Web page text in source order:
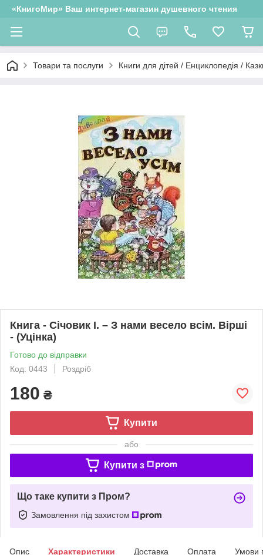
«КнигоМир» Ваш интернет-магазин душевного чтения
Товари та послуги Книги для дітей / Енциклопедія /
Книга - Січовик І. – З нами весело всім. Вірші
- (Уцінка)
Готово до відправки
Код: 0443
Роздріб
180 ₴
Купити
або
Купити з
Що таке купити з Пром?
Замовлення під захистом
Опис Характеристики Доставка Оплата Умови